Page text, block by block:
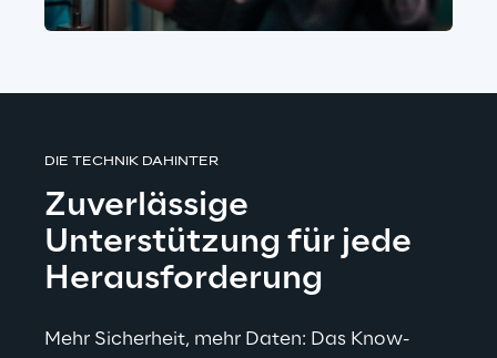
DIE TECHNIK DAHINTER
Zuverlässige
Unterstützung für jede
Herausforderung
Mehr Sicherheit, mehr Daten: Das Know-